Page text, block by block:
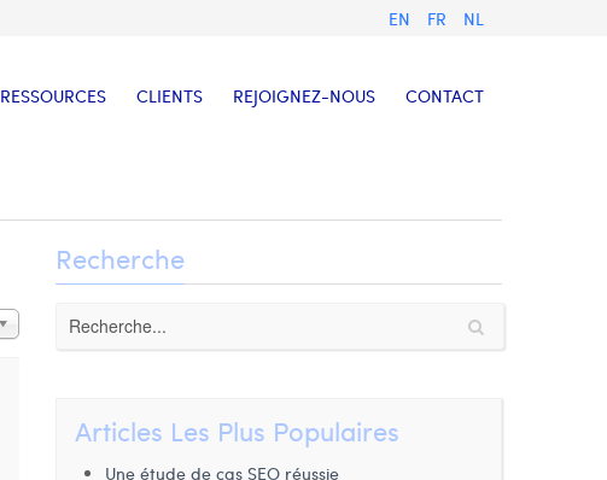
EN FR NL
RESSOURCES CLIENTS REJOIGNEZ-NOUS CONTACT
Recherche
Articles Les Plus Populaires
Une étude de cas SEO réussie